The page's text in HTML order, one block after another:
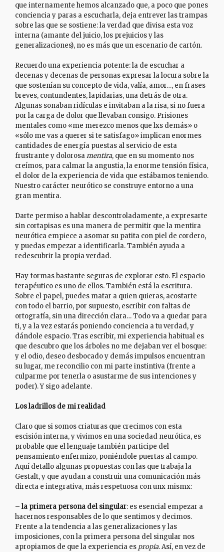
que internamente hemos alcanzado que, a poco que pones
conciencia y paras a escucharla, deja entrever las trampas
sobre las que se sostiene: la verdad que divisa esta voz
interna (amante del juicio, los prejuicios y las
generalizaciones), no es más que un escenario de cartón.
Recuerdo una experiencia potente: la de escuchar a
decenas y decenas de personas expresar la locura sobre la
que sostenían su concepto de vida, valía, amor…, en frases
breves, contundentes, lapidarias, una detrás de otra.
Algunas sonaban ridículas e invitaban a la risa, si no fuera
por la carga de dolor que llevaban consigo. Prisiones
mentales como «me merezco menos que lxs demás» o
«sólo me vas a querer si te satisfago» implican enormes
cantidades de energía puestas al servicio de esta
frustrante y dolorosamentira, que en su momento nos
creímos, para calmar la angustia, la enorme tensión física,
el dolor de la experiencia de vida que estábamos teniendo.
Nuestro carácter neurótico se construye entorno a una
gran mentira.
Darte permiso a hablar descontroladamente, a expresarte
sin cortapisas es una manera de permitir que la mentira
neurótica empiece a asomar su patita con piel de cordero,
y puedas empezar a identificarla. También ayuda a
redescubrir la propia verdad.
Hay formas bastante seguras de explorar esto. El espacio
terapéutico es uno de ellos. También está la escritura.
Sobre el papel, puedes matar a quien quieras, acostarte
con todo el barrio, por supuesto, escribir con faltas de
ortografía, sin una dirección clara… Todo va a quedar para
ti, y a la vez estarás poniendo conciencia a tu verdad, y
dándole espacio. Tras escribir, mi experiencia habitual es
que descubro que los árboles no me dejaban ver el bosque:
y el odio, deseo desbocado y demás impulsos encuentran
su lugar, me reconcilio con mi parte instintiva (frente a
culparme por tenerla o asustarme de sus intenciones y
poder). Y sigo adelante.
Los ladrillos de mi realidad
Claro que si somos criaturas que crecimos con esta
escisión interna, y vivimos en una sociedad neurótica, es
probable que el lenguaje también participe del
pensamiento enfermizo, poniéndole puertas al campo.
Aquí detallo algunas propuestas con las que trabaja la
Gestalt, y que ayudan a construir una comunicación más
directa e integrativa, más respetuosa con unx mismx:
– la primera persona del singular: es esencial empezar a
hacernos responsables de lo que sentimos y decimos.
Frente a la tendencia a las generalizaciones y las
imposiciones, con la primera persona del singular nos
apropiamos de que la experiencia es propia. Así, en vez de